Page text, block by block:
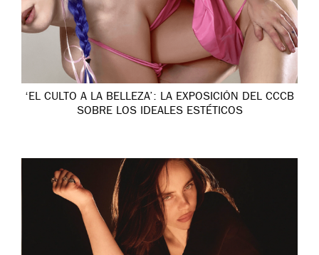
‘EL CULTO A LA BELLEZA’: LA EXPOSICIÓN DEL CCCB
SOBRE LOS IDEALES ESTÉTICOS